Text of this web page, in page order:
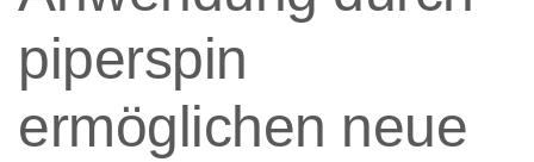
piperspin
ermöglichen neue